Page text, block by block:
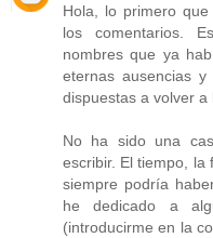
Hola, lo primero
los comentarios.
nombres que ya
eternas ausencias
dispuestas a volver a
No ha sido una
escribir. El tiempo, la
siempre podría
he dedicado a
(introducirme en la